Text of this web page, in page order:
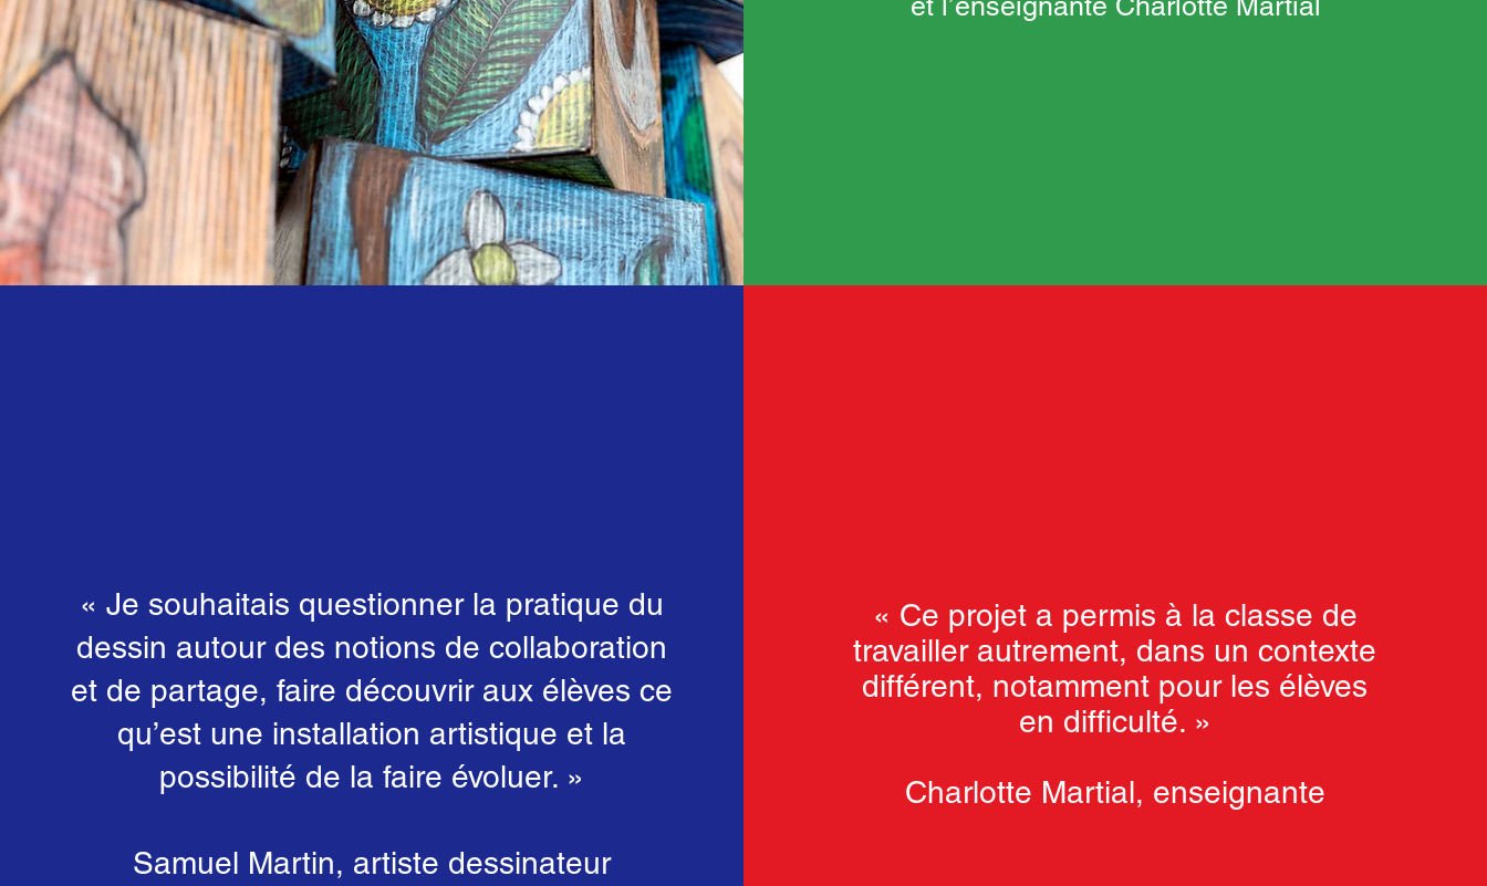
« Je souhaitais questionner la pratique du
dessin autour des notions de collaboration
et de partage, faire découvrir aux élèves ce
qu’est une installation artistique et la
possibilité de la faire évoluer. »
Samuel Martin, artiste dessinateur
« Ce projet a permis à la classe de
travailler autrement, dans un contexte
différent, notamment pour les élèves
en difficulté. »
Charlotte Martial, enseignante